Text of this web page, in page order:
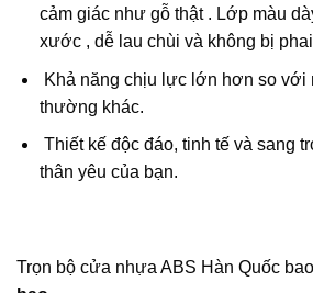
cảm giác như gỗ thật . Lớp màu
xước , dễ lau chùi và không bị
Khả năng chịu lực lớn hơn so với
thường khác.
Thiết kế độc đáo, tinh tế và sang
thân yêu của bạn.
Trọn bộ cửa nhựa ABS Hàn Quốc